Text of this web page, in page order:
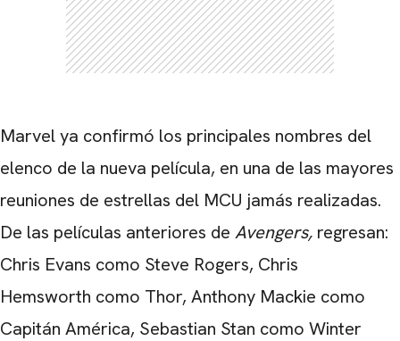
Marvel ya confirmó los principales nombres del
elenco de la nueva película, en una de las mayores
reuniones de estrellas del MCU jamás realizadas.
De las películas anteriores de Avengers, regresan:
Chris Evans como Steve Rogers, Chris
Hemsworth como Thor, Anthony Mackie como
Capitán América, Sebastian Stan como Winter